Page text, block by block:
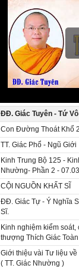
ĐĐ. Giác Tuyên - Tứ
Con Đường Thoát Khổ
TT. Giác Phổ - Ngũ Giới
Kinh Trung Bộ 125 -
Nhường- Phần 2 -
CỘI NGUỒN KHẤT SĨ
ĐĐ. Giác Tự - Ý Nghĩa
Sĩ.
Kinh nghiệm kiểm
thượng Thích Giác
Giới thiệu vài Tư liệu
( TT. Giác Nhường )